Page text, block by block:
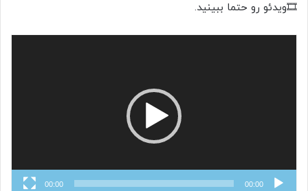
🎞ویدئو رو حتما ببینید.
00:00
00:00